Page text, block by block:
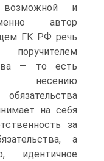
возможной и
автор
ГК РФ речь
— то есть
несению
на себя
за
а